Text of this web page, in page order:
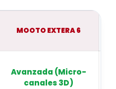
MOOTO EXTERA 6
Avanzada (Micro-
canales 3D)